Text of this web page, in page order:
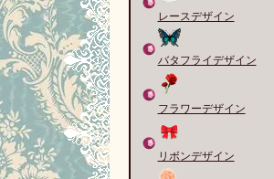
レースデザイン
バタフライデザイン
フラワーデザイン
リボンデザイン